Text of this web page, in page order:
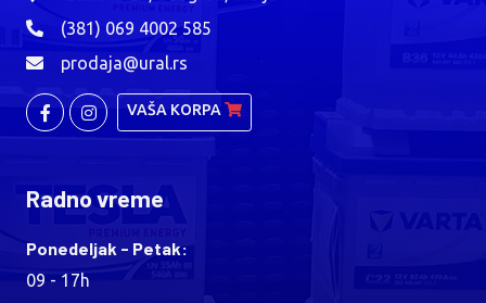
(381) 069 4002 585
prodaja@ural.rs
VAŠA KORPA
Radno vreme
Ponedeljak - Petak:
09 - 17h